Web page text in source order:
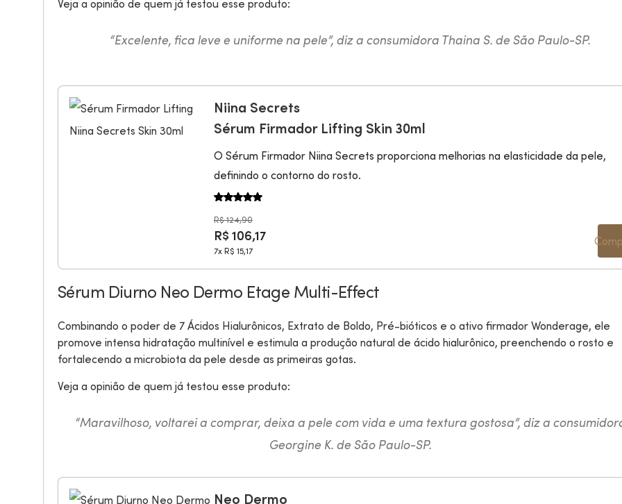
Veja a opinião de quem já testou esse produto:
“Excelente, fica leve e uniforme na pele”, diz a consumidora Thaina S. de São Paulo-SP.
Niina Secrets
Sérum Firmador Lifting Skin 30ml
O Sérum Firmador Niina Secrets proporciona melhorias na elasticidade da pele,
definindo o contorno do rosto.
R$ 124,90
R$ 106,17
7x R$ 15,17
Sérum Diurno Neo Dermo Etage Multi-Effect
Combinando o poder de 7 Ácidos Hialurônicos, Extrato de Boldo, Pré-bióticos e o ativo firmador Wonderage, ele
promove intensa hidratação multinível e estimula a produção natural de ácido hialurônico, preenchendo o rosto e
fortalecendo a microbiota da pele desde as primeiras gotas.
Veja a opinião de quem já testou esse produto:
“Maravilhoso, voltarei a comprar, deixa a pele com vida e uma textura gostosa”, diz a
Georgine K. de São Paulo-SP.
Neo Dermo